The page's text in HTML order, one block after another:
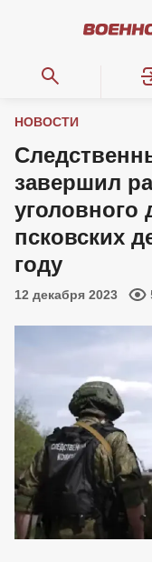
НОВОСТИ
завершил
уголовного
псковских
году
12 декабря 2023